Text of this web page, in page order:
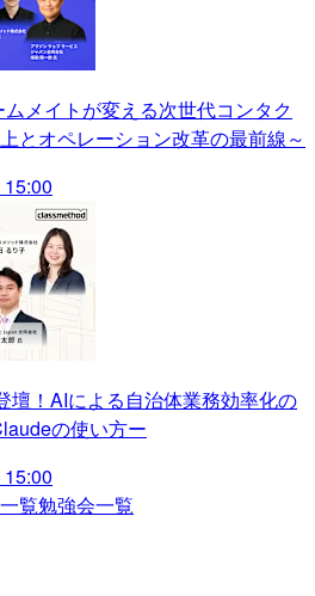
ムメイトが変える次世代コンタク
とオペレーション改革の最前線～
壇！AIによる自治体業務効率化の
の使い方ー
覧勉強会一覧